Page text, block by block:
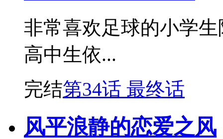
非常喜欢足球的小学
高中生依...
完结第34话 最终话
风平浪静的恋爱之风